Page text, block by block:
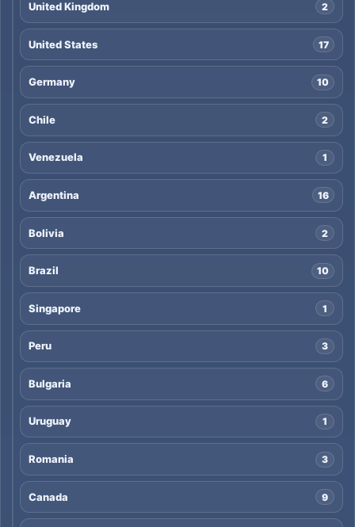
United Kingdom 2
United States 17
Germany 10
Chile 2
Venezuela 1
Argentina 16
Bolivia 2
Brazil 10
Singapore 1
Peru 3
Bulgaria 6
Uruguay 1
Romania 3
Canada 9